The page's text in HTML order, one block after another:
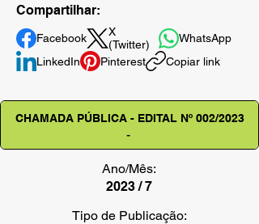
Compartilhar:
Facebook
X
(Twitter)
WhatsApp
LinkedIn
Pinterest Copiar link
CHAMADA PÚBLICA - EDITAL Nº 002/2023
-
Ano/Mês:
2023 / 7
Tipo de Publicação: